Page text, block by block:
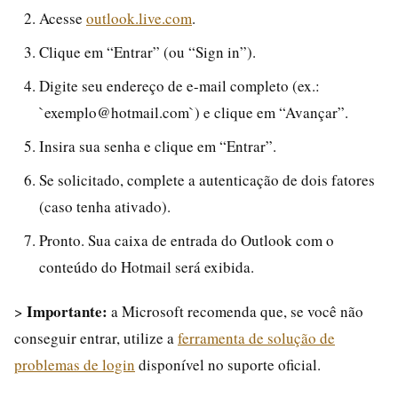
Acesse outlook.live.com.
Clique em “Entrar” (ou “Sign in”).
Digite seu endereço de e-mail completo (ex.:
`exemplo@hotmail.com`) e clique em “Avançar”.
Insira sua senha e clique em “Entrar”.
Se solicitado, complete a autenticação de dois fatores
(caso tenha ativado).
Pronto. Sua caixa de entrada do Outlook com o
conteúdo do Hotmail será exibida.
> Importante: a Microsoft recomenda que, se você não
conseguir entrar, utilize a ferramenta de solução de
problemas de login disponível no suporte oficial.